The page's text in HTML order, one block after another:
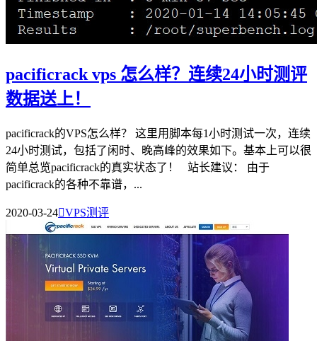
pacificrack vps 怎么样？连续24小时测评
数据送上！
pacificrack的VPS怎么样？ 这里用脚本每1小时测试一次，连续
24小时测试，包括了闲时、晚高峰的效果如下。基本上可以很
简单总览pacificrack的真实状态了！ 站长建议： 由于
pacificrack的各种不靠谱，...
2020-03-24VPS测评